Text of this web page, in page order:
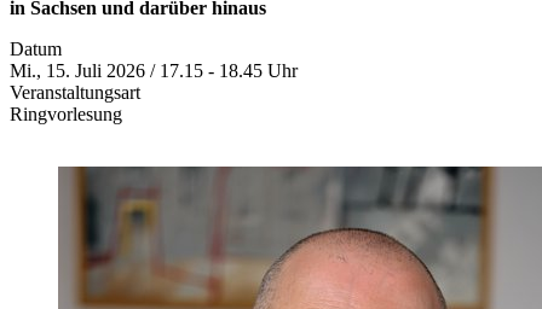
in Sachsen und darüber hinaus
Datum
Mi., 15. Juli 2026 / 17.15 - 18.45 Uhr
Veranstaltungsart
Ringvorlesung